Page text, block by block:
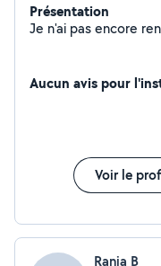
Présentation
Aucun avis pour
Voir le
Rania B